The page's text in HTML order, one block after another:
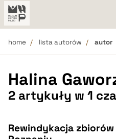
home lista autorów autor
Halina
2 artykuły w 1
Rewindykacja